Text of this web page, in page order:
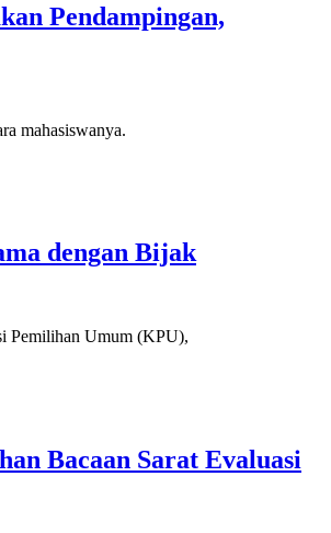
Pendampingan,
mahasiswanya.
dengan Bijak
Pemilihan Umum (KPU),
Bacaan Sarat Evaluasi